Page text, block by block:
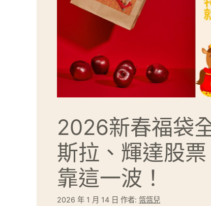
2026新春福袋
斯拉、輝達股
靠這一波！
2026 年 1 月 14 日 作者: 瓴瓴兒